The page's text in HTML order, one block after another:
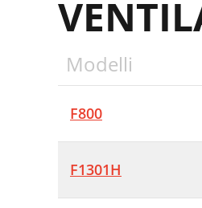
Modelli
F800
F1301H